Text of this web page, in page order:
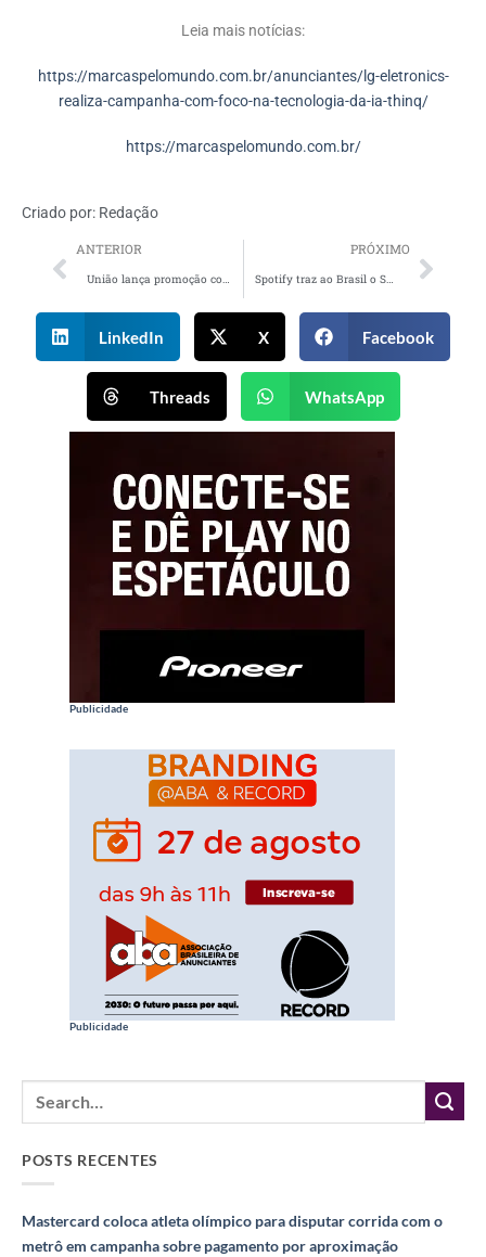
Leia mais notícias:
https://marcaspelomundo.com.br/anunciantes/lg-eletronics-
realiza-campanha-com-foco-na-tecnologia-da-ia-thinq/
https://marcaspelomundo.com.br/
Criado por: Redação
ANTERIOR
União lança promoção com seu icônico livro de receitas em versão digital
PRÓXIMO
Spotify traz ao Brasil o Spotify Ads, novo caminho publicitário em podcasts
LinkedIn X Facebook
Threads WhatsApp
Publicidade
Publicidade
POSTS RECENTES
Mastercard coloca atleta olímpico para disputar corrida com o
metrô em campanha sobre pagamento por aproximação